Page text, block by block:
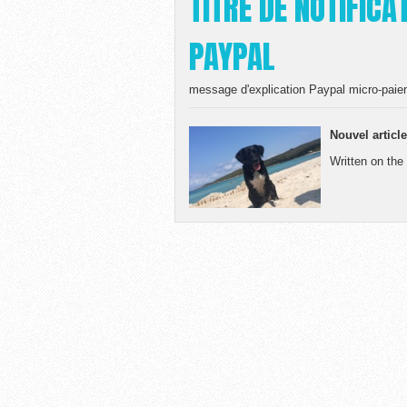
PAYPAL
message d'explication Paypal micro-
Nouvel
Written on the